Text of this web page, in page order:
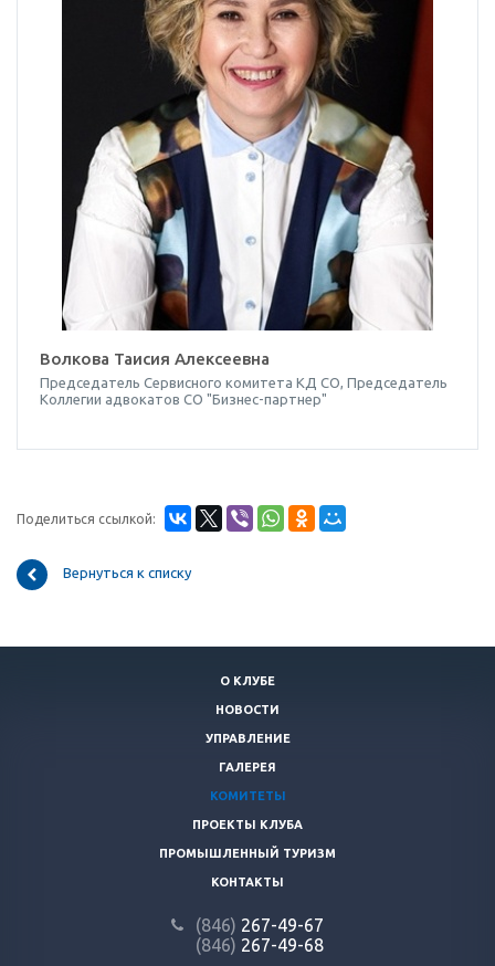
Волкова Таисия Алексеевна
Председатель Сервисного комитета КД СО, Председатель
Коллегии адвокатов СО "Бизнес-партнер"
Поделиться ссылкой:
Вернуться к списку
О КЛУБЕ
НОВОСТИ
УПРАВЛЕНИЕ
ГАЛЕРЕЯ
КОМИТЕТЫ
ПРОЕКТЫ КЛУБА
ПРОМЫШЛЕННЫЙ ТУРИЗМ
КОНТАКТЫ
(846) 267-49-67
(846) 267-49-68